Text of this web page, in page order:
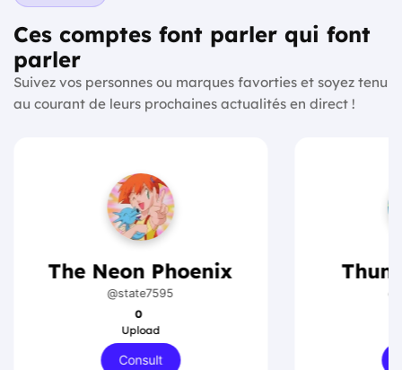
Ces comptes font parler qui font
parler
Suivez vos personnes ou marques favorties et soyez tenu
au courant de leurs prochaines actualités en direct !
The Neon Phoenix
@state7595
0
Upload
Consult